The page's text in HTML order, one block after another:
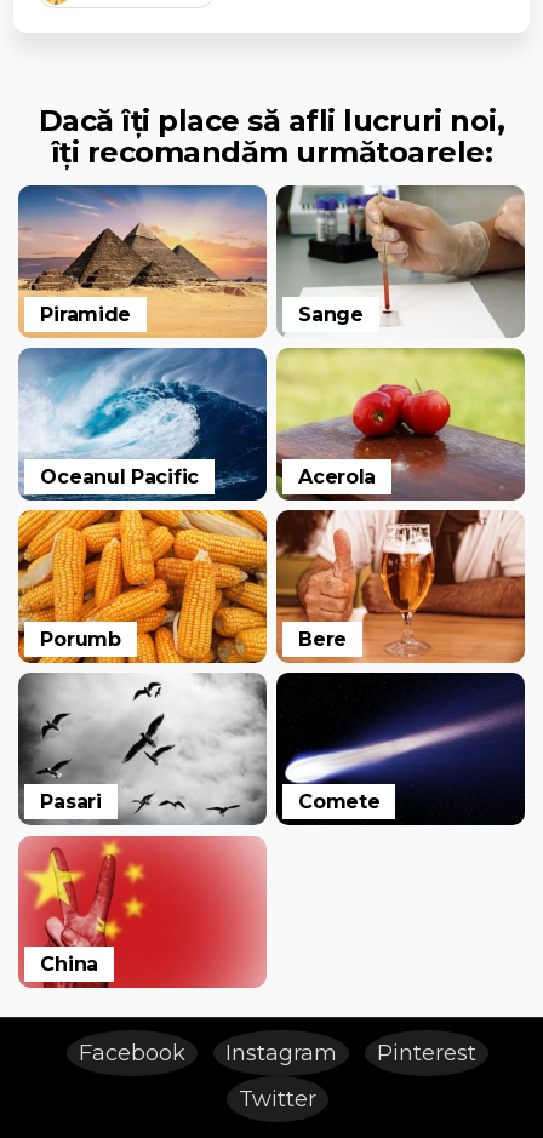
Dacă îți place să afli lucruri noi,
îți recomandăm următoarele:
Piramide Sange
Oceanul Pacific Acerola
Porumb Bere
Pasari Comete
China
Facebook Instagram
Pinterest
Twitter